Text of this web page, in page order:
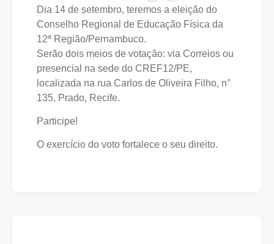
Dia 14 de setembro, teremos a eleição do
Conselho Regional de Educação Física da
12ª Região/Pernambuco.
Serão dois meios de votação: via Correios ou
presencial na sede do CREF12/PE,
localizada na rua Carlos de Oliveira Filho, n°
135, Prado, Recife.
Participe!
O exercício do voto fortalece o seu direito.